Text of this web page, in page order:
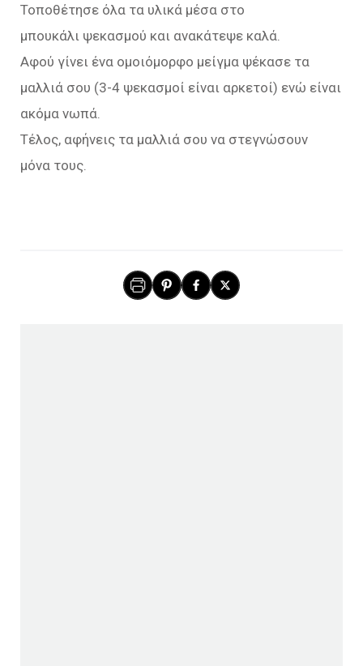
Τοποθέτησε όλα τα υλικά μέσα στο
μπουκάλι ψεκασμού και ανακάτεψε καλά.
Αφού γίνει ένα ομοιόμορφο μείγμα ψέκασε τα
μαλλιά σου (3-4 ψεκασμοί είναι αρκετοί) ενώ είναι
ακόμα νωπά.
Τέλος, αφήνεις τα μαλλιά σου να στεγνώσουν
μόνα τους.